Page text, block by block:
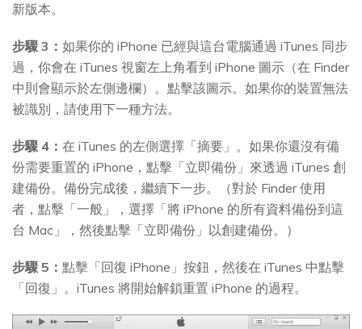
新版本。
步驟 3： 如果你的 iPhone 已經與這台電腦通過 iTunes 同步
過，你會在 iTunes 視窗左上角看到 iPhone 圖示（在 Finder
中則會顯示於左側邊欄）。點擊該圖示。如果你的裝置無法
被識別，請使用下一種方法。
步驟 4： 在 iTunes 的左側選擇「摘要」。如果你還沒有備
份需要重置的 iPhone，點擊「立即備份」來透過 iTunes 創
建備份。備份完成後，繼續下一步。（對於 Finder 使用
者，點擊「一般」，選擇「將 iPhone 的所有資料備份到這
台 Mac」，然後點擊「立即備份」以創建備份。）
步驟 5： 點擊「回復 iPhone」按鈕，然後在 iTunes 中點擊
「回復」。iTunes 將開始解鎖重置 iPhone 的過程。